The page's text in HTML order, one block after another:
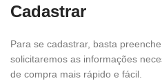
Cadastrar
Para se cadastrar, basta
solicitaremos as informações
de compra mais rápido e fácil.